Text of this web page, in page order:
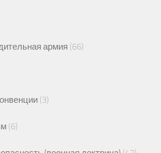
армия (66)
(3)
(6)